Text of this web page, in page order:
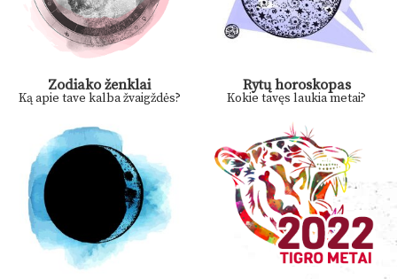
Zodiako ženklai
Ką apie tave kalba žvaigždės?
Rytų horoskopas
Kokie tavęs laukia metai?